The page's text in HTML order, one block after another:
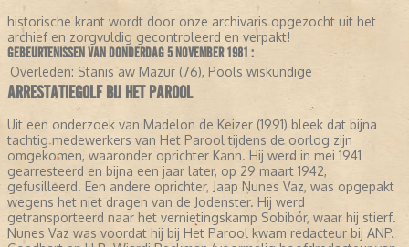
historische krant wordt door onze archivaris opgezocht uit het
archief en zorgvuldig gecontroleerd en verpakt!
GEBEURTENISSEN VAN DONDERDAG 5 NOVEMBER 1981 :
Overleden: Stanis aw Mazur (76), Pools wiskundige
ARRESTATIEGOLF BIJ HET PAROOL
Uit een onderzoek van Madelon de Keizer (1991) bleek dat bijna
tachtig medewerkers van Het Parool tijdens de oorlog zijn
omgekomen, waaronder oprichter Kann. Hij werd in mei 1941
gearresteerd en bijna een jaar later, op 29 maart 1942,
gefusilleerd. Een andere oprichter, Jaap Nunes Vaz, was opgepakt
wegens het niet dragen van de Jodenster. Hij werd
getransporteerd naar het vernietingskamp Sobibór, waar hij stierf.
Nunes Vaz was voordat hij bij Het Parool kwam redacteur bij ANP.